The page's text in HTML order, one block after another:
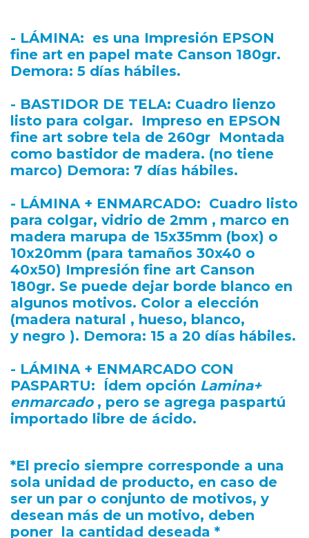
- LÁMINA: es una Impresión EPSON
fine art en papel mate Canson 180gr.
Demora: 5 días hábiles.
- BASTIDOR DE TELA: Cuadro lienzo
listo para colgar. Impreso en EPSON
fine art sobre tela de 260gr Montada
como bastidor de madera. (no tiene
marco) Demora: 7 días hábiles.
- LÁMINA + ENMARCADO: Cuadro listo
para colgar, vidrio de 2mm , marco en
madera marupa de 15x35mm (box) o
10x20mm (para tamaños 30x40 o
40x50) Impresión fine art Canson
180gr. Se puede dejar borde blanco en
algunos motivos. Color a elección
(madera natural , hueso, blanco,
y negro ). Demora: 15 a 20 días hábiles.
- LÁMINA + ENMARCADO CON
PASPARTU: Ídem opción Lamina+
enmarcado, pero se agrega paspartú
importado libre de ácido.
*El precio siempre corresponde a una
sola unidad de producto, en caso de
ser un par o conjunto de motivos, y
desean más de un motivo, deben
poner la cantidad deseada *